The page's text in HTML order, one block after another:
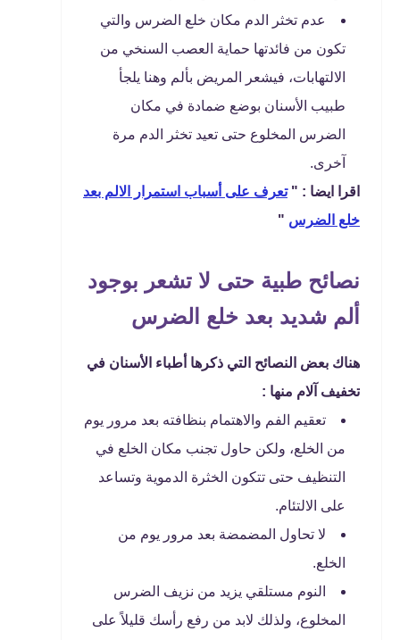
عدم تخثر الدم مكان خلع الضرس والتي
تكون من فائدتها حماية العصب السنخي من
الالتهابات، فيشعر المريض بألم وهنا يلجأ
طبيب الأسنان بوضع ضمادة في مكان
الضرس المخلوع حتى تعيد تخثر الدم مرة
آخرى.
اقرا ايضا : "تعرف على أسباب استمرار الالم بعد
خلع الضرس "
نصائح طبية حتى لا تشعر بوجود
ألم شديد بعد خلع الضرس
هناك بعض النصائح التي ذكرها أطباء الأسنان في
تخفيف آلام منها :
تعقيم الفم والاهتمام بنظافته بعد مرور يوم
من الخلع، ولكن حاول تجنب مكان الخلع في
التنظيف حتى تتكون الخثرة الدموية وتساعد
على الالتئام.
لا تحاول المضمضة بعد مرور يوم من
الخلع.
النوم مستلقي يزيد من نزيف الضرس
المخلوع، ولذلك لابد من رفع رأسك قليلاً على